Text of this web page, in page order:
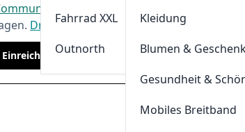
Fahrrad XXL
Outnorth
Kleidung
Blumen &
Gesundheit &
Mobiles Breitband
und verdienen Sie Tokens, indem
Drehen Sie den Glückskleeund
Einreichen polo-shirts.co.uk